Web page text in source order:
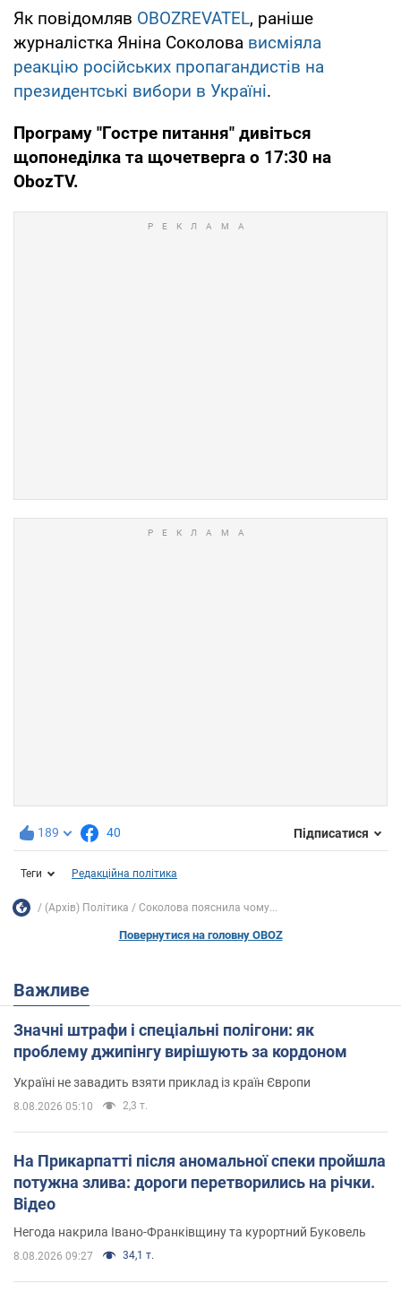
Як повідомляв OBOZREVATEL, раніше
журналістка Яніна Соколова висміяла
реакцію російських пропагандистів на
президентські вибори в Україні.
Програму "Гостре питання" дивіться
щопонеділка та щочетверга о 17:30 на
ObozTV.
189 40 Підписатися
Теги Редакційна політика
(Архів) Політика Соколова пояснила чому...
Повернутися на головну OBOZ
Важливе
Значні штрафи і спеціальні полігони: як
проблему джипінгу вирішують за кордоном
Україні не завадить взяти приклад із країн Європи
8.08.2026 05:10 2,3 т.
На Прикарпатті після аномальної спеки пройшла
потужна злива: дороги перетворились на річки.
Відео
Негода накрила Івано-Франківщину та курортний Буковель
8.08.2026 09:27 34,1 т.